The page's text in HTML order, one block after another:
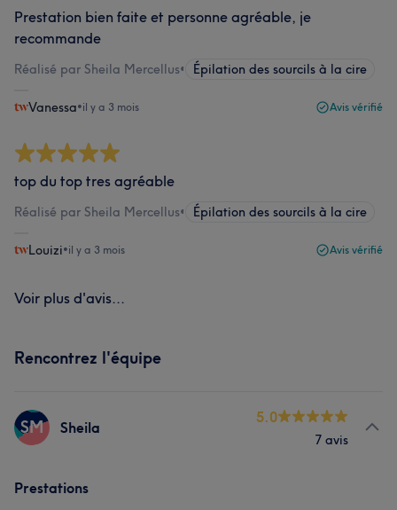
Prestation bien faite et personne agréable, je
recommande
Réalisé par Sheila Mercellus• Épilation des sourcils à la cire
Vanessa•il y a 3 mois Avis vérifié
top du top tres agréable
Réalisé par Sheila Mercellus• Épilation des sourcils à la cire
Louizi•il y a 3 mois Avis vérifié
Voir plus d'avis...
Rencontrez l'équipe
SM Sheila
5.0
7 avis
Prestations